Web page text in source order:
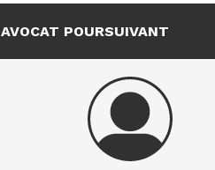
AVOCAT POURSUIVANT